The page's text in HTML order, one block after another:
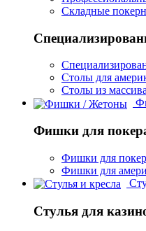
Складные
Столы для
Столы из
Фишки для
Фишки для
Фишки для
Стулья для